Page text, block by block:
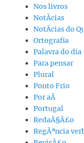
Nos livros
NotÃ­cias
NotÃ­cias do
Ortografia
Palavra do dia
Para pensar
Plural
Ponto Frio
Por aÃ­
Portugal
RedaÃ§Ã£o
RegÃªncia